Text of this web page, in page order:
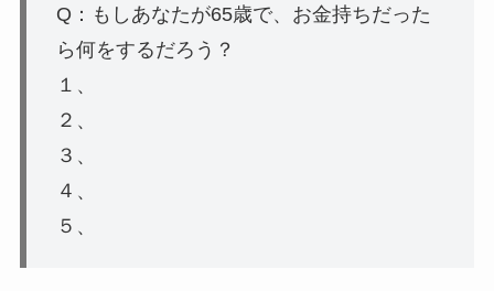
Q：もしあなたが65歳で、お金持ちだった
ら何をするだろう？
１、
２、
３、
４、
５、